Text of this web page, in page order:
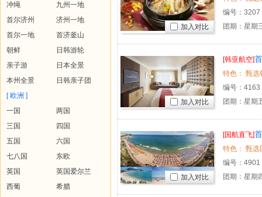
冲绳
九州一地
首尔济州
济州一地
首尔一地
首济釜山
朝鲜
日韩游轮
亲子游
日本全景
本州全景
日韩亲子团
[ 欧洲 ]
一国
两国
三国
四国
五国
六国
七八国
东欧
英国
英国爱尔兰
西葡
希腊
编号： 3207
团期：星期
加入对比
[韩亚航空]
编号： 4163
团期：星期
加入对比
[国航直飞]
编号： 4901
团期：星期
加入对比